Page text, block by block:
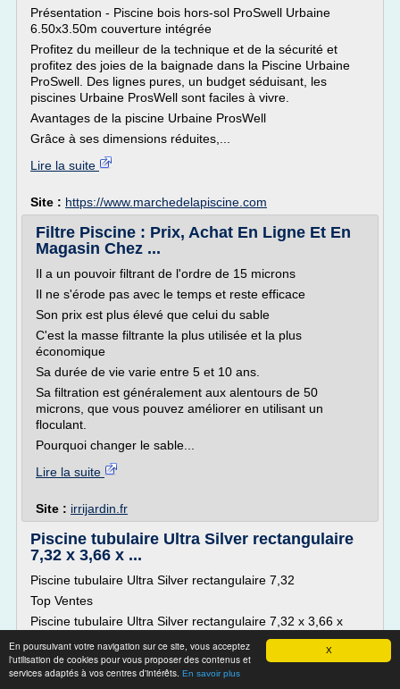
X
En poursuivant votre navigation sur ce site, vous acceptez
l'utilisation de cookies pour vous proposer des contenus et
services adaptés à vos centres d'intérêts. En savoir plus
Présentation - Piscine bois hors-sol ProSwell Urbaine
6.50x3.50m couverture intégrée
Profitez du meilleur de la technique et de la sécurité et
profitez des joies de la baignade dans la Piscine Urbaine
ProSwell. Des lignes pures, un budget séduisant, les
piscines Urbaine ProsWell sont faciles à vivre.
Avantages de la piscine Urbaine ProsWell
Grâce à ses dimensions réduites,...
Lire la suite
Site : https://www.marchedelapiscine.com
Filtre Piscine : Prix, Achat En Ligne Et En
Magasin Chez ...
Il a un pouvoir filtrant de l'ordre de 15 microns
Il ne s'érode pas avec le temps et reste efficace
Son prix est plus élevé que celui du sable
C'est la masse filtrante la plus utilisée et la plus
économique
Sa durée de vie varie entre 5 et 10 ans.
Sa filtration est généralement aux alentours de 50
microns, que vous pouvez améliorer en utilisant un
floculant.
Pourquoi changer le sable...
Lire la suite
Site : irrijardin.fr
Piscine tubulaire Ultra Silver rectangulaire
7,32 x 3,66 x ...
Piscine tubulaire Ultra Silver rectangulaire 7,32
Top Ventes
Piscine tubulaire Ultra Silver rectangulaire 7,32 x 3,66 x
Référence : ME5239962
Aïe, il n'est pas possible de commander moins de 1 unité